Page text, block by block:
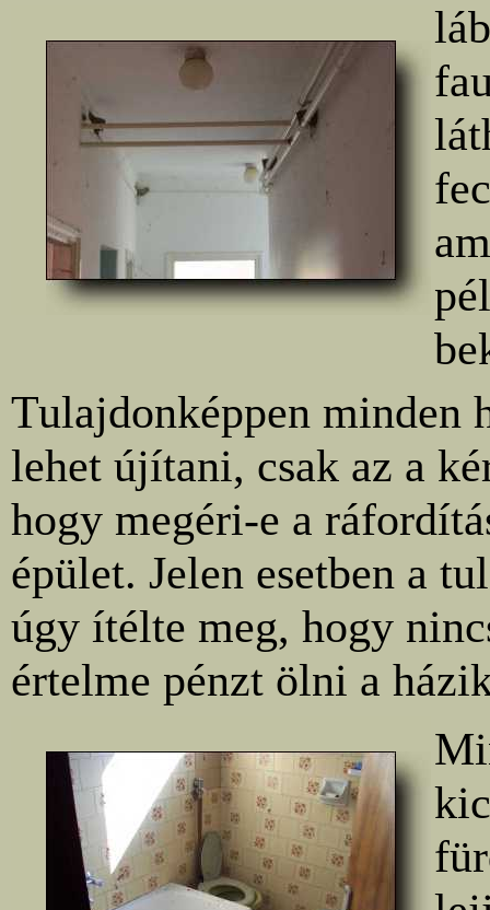
Tulajdonképpen minden
lehet újítani, csak az a
hogy megéri-e a
épület. Jelen esetben a
úgy ítélte meg, hogy
értelme pénzt ölni a